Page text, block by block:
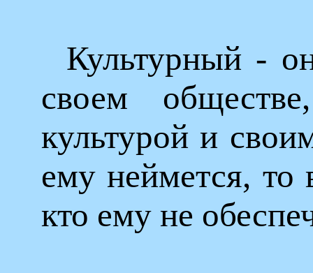
Культурный -
своем
культурой и
ему неймется, то
кто ему не